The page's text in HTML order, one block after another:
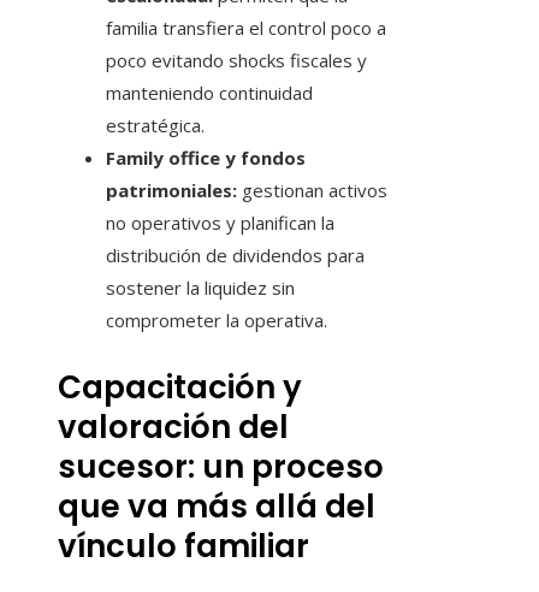
familia transfiera el control poco a
poco evitando shocks fiscales y
manteniendo continuidad
estratégica.
Family office y fondos
patrimoniales: gestionan activos
no operativos y planifican la
distribución de dividendos para
sostener la liquidez sin
comprometer la operativa.
Capacitación y
valoración del
sucesor: un proceso
que va más allá del
vínculo familiar